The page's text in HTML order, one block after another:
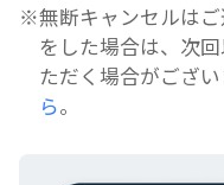
※無断キャンセルは
をした場合は、次
ただく場合がござ
ら。